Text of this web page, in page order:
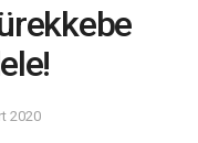
2020